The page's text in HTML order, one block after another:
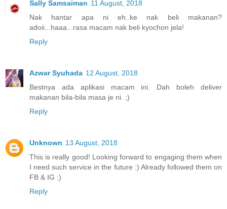
Sally Samsaiman 11 August, 2018
Nak hantar apa ni eh..ke nak beli makanan?
adoii...haaa...rasa macam nak beli kyochon jela!
Reply
Azwar Syuhada 12 August, 2018
Bestnya ada aplikasi macam ini. Dah boleh deliver
makanan bila-bila masa je ni. ;)
Reply
Unknown 13 August, 2018
This is really good! Looking forward to engaging them when
I need such service in the future :) Already followed them on
FB & IG :)
Reply